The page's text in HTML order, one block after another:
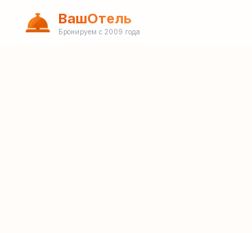
ВашОтель
Бронируем с 2009 года